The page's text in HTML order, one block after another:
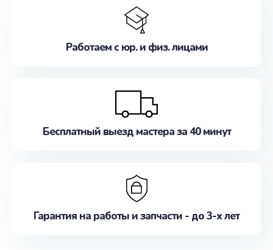
Работаем с юр. и физ. лицами
Бесплатный выезд мастера за 40 минут
Гарантия на работы и запчасти - до 3-х лет